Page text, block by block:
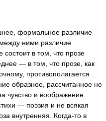
формальное различие
ними различие
состоит в том, что прозе
— в том, что прозе, как
противополагается
образное, рассчитанное не
чувство и воображение.
— поэзия и не всякая
внутренняя. Когда-то в